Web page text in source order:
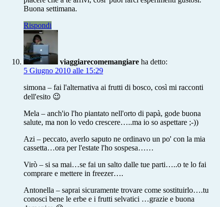
Buona settimana.
Rispondi
viaggiarecomemangiare ha detto:
5 Giugno 2010 alle 15:29
simona – fai l'alternativa ai frutti di bosco, così mi racconti
dell'esito 😉
Mela – anch'io l'ho piantato nell'orto di papà, gode buona
salute, ma non lo vedo crescere…..ma io so aspettare ;-))
Azi – peccato, averlo saputo ne ordinavo un po' con la mia
cassetta…ora per l'estate l'ho sospesa……
Virò – si sa mai…se fai un salto dalle tue parti…..o te lo fai
comprare e mettere in freezer….
Antonella – saprai sicuramente trovare come sostituirlo….tu
conosci bene le erbe e i frutti selvatici …grazie e buona